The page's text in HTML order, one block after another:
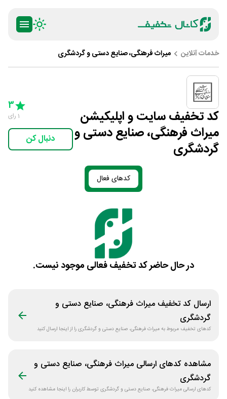
خدمات آنلاین میراث فرهنگی، صنایع دستی و گردشگری
کد تخفیف سایت و اپلیکیشن
میراث فرهنگی، صنایع دستی و
گردشگری
5 Stars
3
1 رای
دنبال کن
کدهای فعال
در حال حاضر کد تخفیف فعالی موجود نیست.
ارسال کد تخفیف میراث فرهنگی، صنایع دستی و
گردشگری
کدهای تخفیف مربوط بهمیراث فرهنگی، صنایع دستی و گردشگریرا از اینجا ارسال کنید
مشاهده کدهای ارسالی میراث فرهنگی، صنایع دستی و
گردشگری
کدهای ارسالیمیراث فرهنگی، صنایع دستی و گردشگری توسط کاربران را اینجا مشاهده کنید